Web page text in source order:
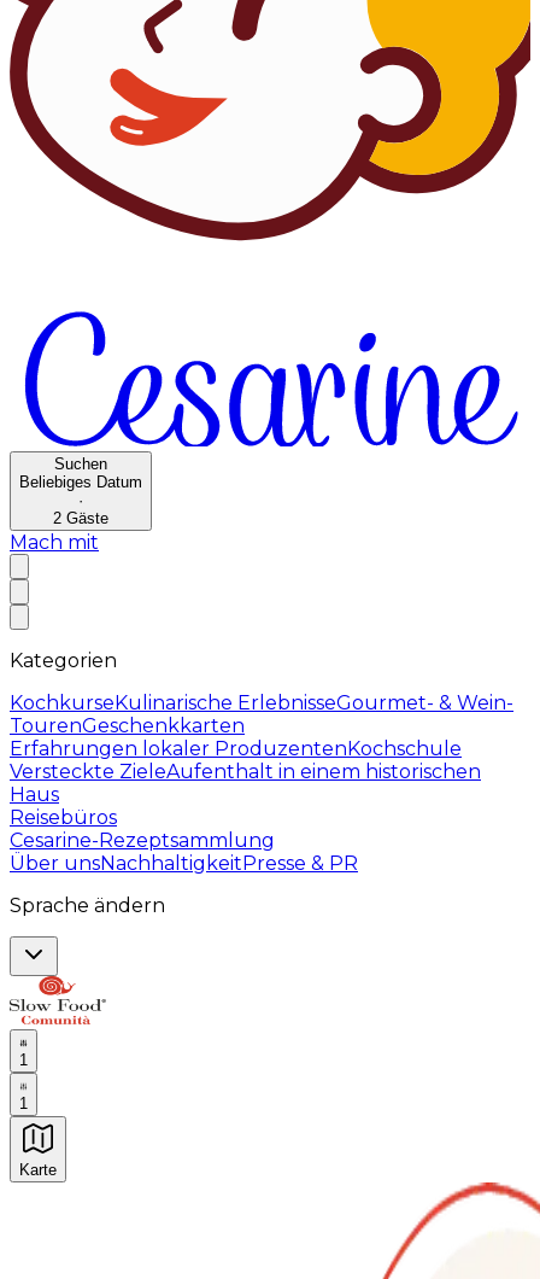
Suchen
Beliebiges Datum
·
2 Gäste
Mach mit
Kategorien
KochkurseKulinarische ErlebnisseGourmet- & Wein-
TourenGeschenkkarten
Erfahrungen lokaler ProduzentenKochschule
Versteckte ZieleAufenthalt in einem historischen
Haus
Reisebüros
Cesarine-Rezeptsammlung
Über unsNachhaltigkeitPresse & PR
Sprache ändern
1
1
Karte
Unvergessliche kulinarische Erlebnisse: